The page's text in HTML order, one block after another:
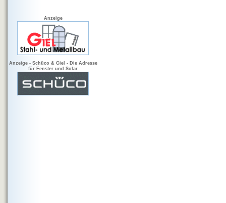
Anzeige
Anzeige - Schüco & Giel - Die Adresse
für Fenster und Solar